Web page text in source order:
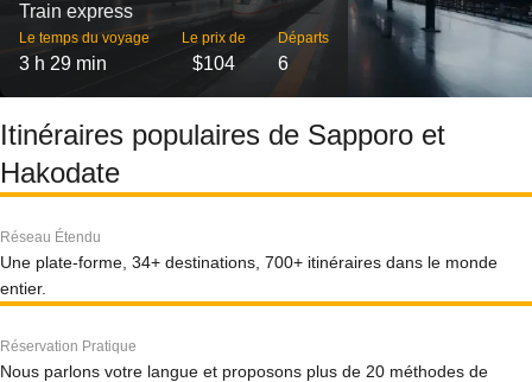
Train express
Le temps du voyage
3 h 29 min
Le prix de
$104
Départs
6
Itinéraires populaires de Sapporo et
Hakodate
Réseau Étendu
Une plate-forme, 34+ destinations, 700+ itinéraires dans le monde
entier.
Réservation Pratique
Nous parlons votre langue et proposons plus de 20 méthodes de